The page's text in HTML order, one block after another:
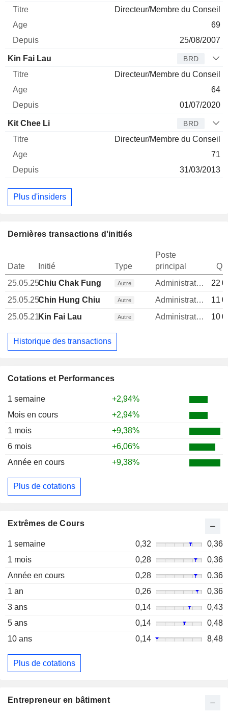
Cotations et Performances
1 semaine
+2,94%
Mois en cours
+2,94%
1 mois
+9,38%
6 mois
+6,06%
Année en cours
+9,38%
Plus de cotations
Extrêmes de Cours
1 semaine 0,32
0,36
1 mois
0,28
0,36
Année en cours
0,28
0,36
1 an
0,26
0,36
3 ans
0,14
0,43
5 ans
0,14
0,48
10 ans
0,14 8,48
Plus de cotations
Directeur/Membre du Conseil
69
25/08/2007
Kin Fai Lau BRD
Directeur/Membre du Conseil
64
01/07/2020
Kit Chee Li BRD
Directeur/Membre du Conseil
71
31/03/2013
Plus d'insiders
Dernières transactions d'initiés
Date Initié Type
Poste
principal
25.05.25Chiu Chak Fung Autre Administrateur
22
25.05.25Chin Hung Chiu Autre Administrateur
11
25.05.21Kin Fai Lau Autre Administrateur 10
Historique des transactions
Entrepreneur en bâtiment